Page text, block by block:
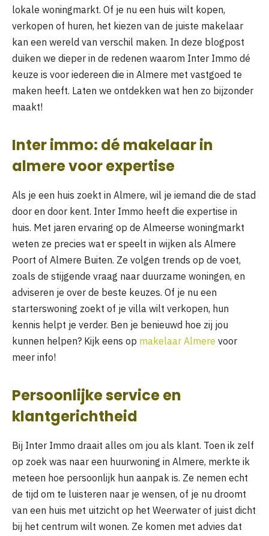
lokale woningmarkt. Of je nu een huis wilt kopen,
verkopen of huren, het kiezen van de juiste makelaar
kan een wereld van verschil maken. In deze blogpost
duiken we dieper in de redenen waarom Inter Immo dé
keuze is voor iedereen die in Almere met vastgoed te
maken heeft. Laten we ontdekken wat hen zo bijzonder
maakt!
Inter immo: dé makelaar in
almere voor expertise
Als je een huis zoekt in Almere, wil je iemand die de stad
door en door kent. Inter Immo heeft die expertise in
huis. Met jaren ervaring op de Almeerse woningmarkt
weten ze precies wat er speelt in wijken als Almere
Poort of Almere Buiten. Ze volgen trends op de voet,
zoals de stijgende vraag naar duurzame woningen, en
adviseren je over de beste keuzes. Of je nu een
starterswoning zoekt of je villa wilt verkopen, hun
kennis helpt je verder. Ben je benieuwd hoe zij jou
kunnen helpen? Kijk eens op makelaar Almere voor
meer info!
Persoonlijke service en
klantgerichtheid
Bij Inter Immo draait alles om jou als klant. Toen ik zelf
op zoek was naar een huurwoning in Almere, merkte ik
meteen hoe persoonlijk hun aanpak is. Ze nemen echt
de tijd om te luisteren naar je wensen, of je nu droomt
van een huis met uitzicht op het Weerwater of juist dicht
bij het centrum wilt wonen. Ze komen met advies dat